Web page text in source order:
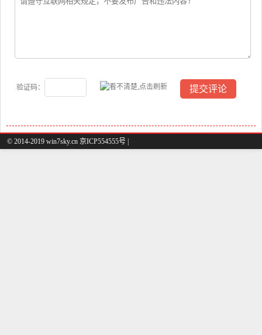
验证码：
© 2014-2019 win7sky.cn 京ICP554555号 |